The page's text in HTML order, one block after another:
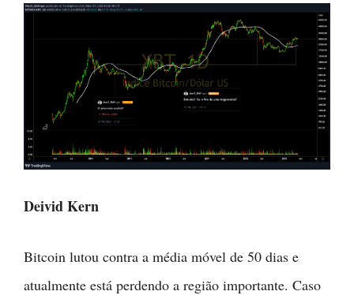
Deivid Kern
Bitcoin lutou contra a média móvel de 50 dias e
atualmente está perdendo a região importante. Caso